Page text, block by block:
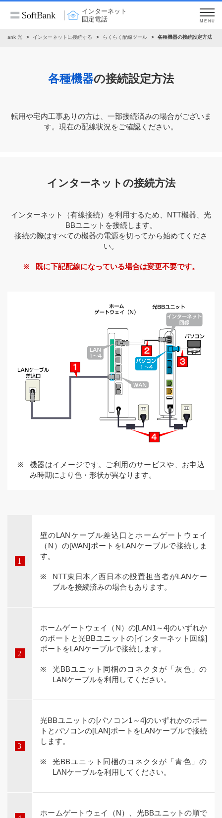
インターネット
固定電話
MENU
光 インターネットに接続する らくらく配線ツール 各種機器の接続設定方法
各種機器の接続設定方法
転⽤や宅内⼯事ありの⽅は、⼀部接続済みの場合がございま
す。現在の配線状況をご確認ください。
インターネットの接続方法
インターネット（有線接続）を利用するため、NTT機器、光
BBユニットを接続します。
接続の際はすべての機器の電源を切ってから始めてくださ
い。
既に下記配線になっている場合は変更不要です。
機器はイメージです。ご利用のサービスや、お申込
み時期により色・形状が異なります。
壁のLANケーブル差込口とホームゲートウェイ
（N）の[WAN]ポートをLANケーブルで接続しま
す。
NTT東日本／西日本の設置担当者がLANケー
ブルを接続済みの場合もあります。
ホームゲートウェイ（N）の[LAN1～4]のいずれか
のポートと光BBユニットの[インターネット回線]
ポートをLANケーブルで接続します。
光BBユニット同梱のコネクタが「灰色」の
LANケーブルを利用してください。
光BBユニットの[パソコン1～4]のいずれかのポー
トとパソコンの[LAN]ポートをLANケーブルで接続
します。
光BBユニット同梱のコネクタが「青色」の
LANケーブルを利用してください。
ホームゲートウェイ（N）、光BBユニットの順で